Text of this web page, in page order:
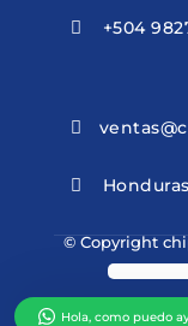
 +504


© Copyright
Hola, como puedo